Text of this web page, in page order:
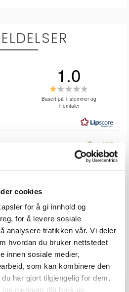
cookies
for å gi innhold og
for å levere sosiale
analysere trafikken vår. Vi deler
hvordan du bruker nettstedet
innen sosiale medier,
som kan kombinere den
har gjort tilgjengelig for dem,
gjennom din bruk av
5 av 5 mulige
4 av 5 mulige
3 av 5 mulige
2 av 5 mulige
1 av 5 mulige
1.0
1.0
5
mulige
Basert på 1 stemmer og
1 omtaler
VerifisertKJØPER
Dato
for
01. Aug 2025
gir en rating uten å skrive en
vil være forskjellig fra antall